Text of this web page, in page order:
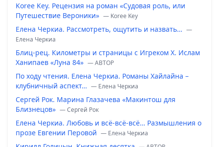
Koree Key. Рецензия на роман «Судовая роль, или
Путешествие Вероники» — Koree Key
Елена Черкиа. Рассмотреть, ощутить и назвать… —
Елена Черкиа
Блиц-рец. Километры и страницы с Игреком Х. Ислам
Ханипаев «Луна 84» — ABTOP
По ходу чтения. Елена Черкиа. Романы Хайлайна –
клубничный аспект… — Елена Черкиа
Сергей Рок. Марина Глазачева «Макинтош для
Близнецов» — Сергей Рок
Елена Черкиа. Любовь и всё-всё-всё… Размышления о
прозе Евгении Перовой — Елена Черкиа